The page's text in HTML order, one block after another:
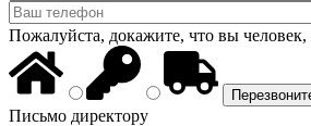
Пожалуйста, докажите, что вы человек,
Письмо директору